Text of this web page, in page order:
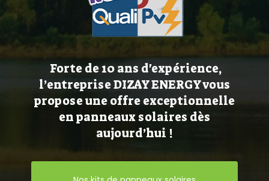
Forte de 10 ans d'expérience,
l’entreprise DIZAY ENERGY vous
propose une offre exceptionnelle
en panneaux solaires dès
aujourd’hui !